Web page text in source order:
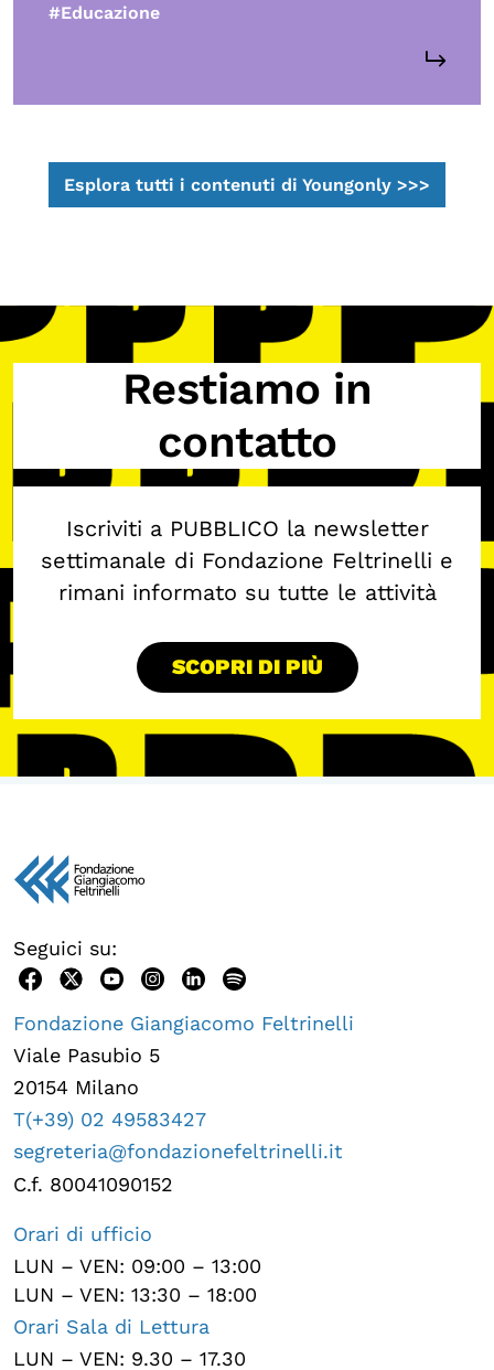
#Educazione
Esplora tutti i contenuti di Youngonly >>>
Restiamo in
contatto
Iscriviti a PUBBLICO la newsletter
settimanale di Fondazione Feltrinelli e
rimani informato su tutte le attività
SCOPRI DI PIÙ
Seguici su:
Fondazione Giangiacomo Feltrinelli
Viale Pasubio 5
20154 Milano
T(+39) 02 49583427
segreteria@fondazionefeltrinelli.it
C.f. 80041090152
Orari di ufficio
LUN – VEN: 09:00 – 13:00
LUN – VEN: 13:30 – 18:00
Orari Sala di Lettura
LUN – VEN: 9.30 – 17.30